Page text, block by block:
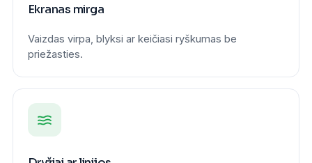
Ekranas mirga
Vaizdas virpa, blyksi ar keičiasi ryškumas be
priežasties.